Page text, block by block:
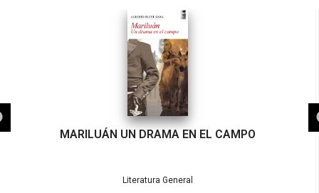
MARILUÁN UN DRAMA EN EL CAMPO
Literatura General